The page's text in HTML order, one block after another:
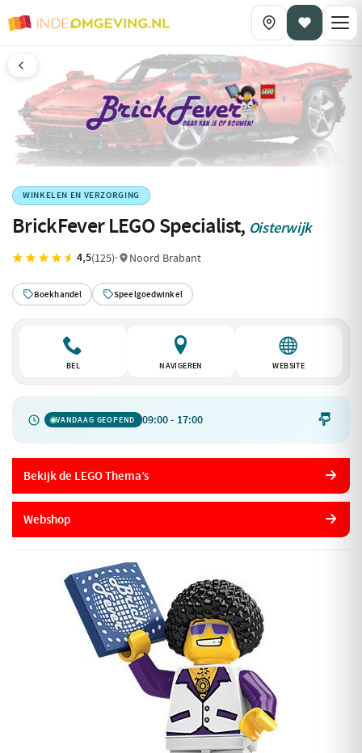
WINKELEN EN VERZORGING
BrickFever LEGO Specialist, Oisterwijk
4,5(125)· Noord Brabant
Boekhandel Speelgoedwinkel
BEL NAVIGEREN WEBSITE
VANDAAG GEOPEND 09:00 - 17:00 
Bekijk de LEGO Thema’s
Webshop